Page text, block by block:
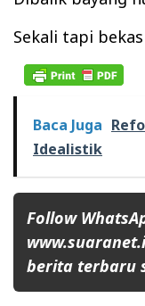
Sekali tapi
Baca Juga
Idealistik
Follow
berita terbaru